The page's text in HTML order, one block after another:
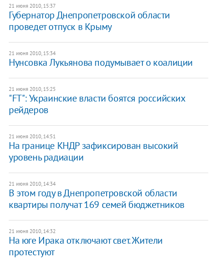
21 июня 2010, 15:37
Губернатор Днепропетровской области
проведет отпуск в Крыму
21 июня 2010, 15:34
Нунсовка Лукьянова подумывает о коалиции
21 июня 2010, 15:25
"FT": Украинские власти боятся российских
рейдеров
21 июня 2010, 14:51
На границе КНДР зафиксирован высокий
уровень радиации
21 июня 2010, 14:34
В этом году в Днепропетровской области
квартиры получат 169 семей бюджетников
21 июня 2010, 14:32
На юге Ирака отключают свет. Жители
протестуют